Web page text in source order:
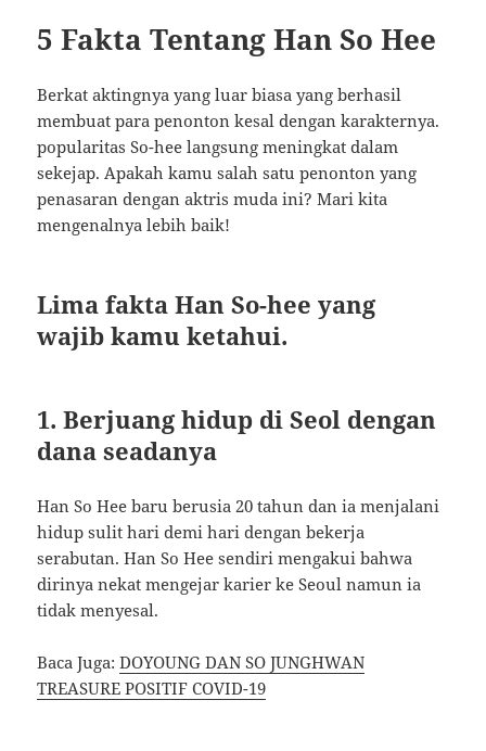
5 Fakta Tentang Han So Hee
Berkat aktingnya yang luar biasa yang berhasil
membuat para penonton kesal dengan karakternya.
popularitas So-hee langsung meningkat dalam
sekejap. Apakah kamu salah satu penonton yang
penasaran dengan aktris muda ini? Mari kita
mengenalnya lebih baik!
Lima fakta Han So-hee yang
wajib kamu ketahui.
1. Berjuang hidup di Seol dengan
dana seadanya
Han So Hee baru berusia 20 tahun dan ia menjalani
hidup sulit hari demi hari dengan bekerja
serabutan. Han So Hee sendiri mengakui bahwa
dirinya nekat mengejar karier ke Seoul namun ia
tidak menyesal.
Baca Juga:DOYOUNG DAN SO JUNGHWAN
TREASURE POSITIF COVID-19